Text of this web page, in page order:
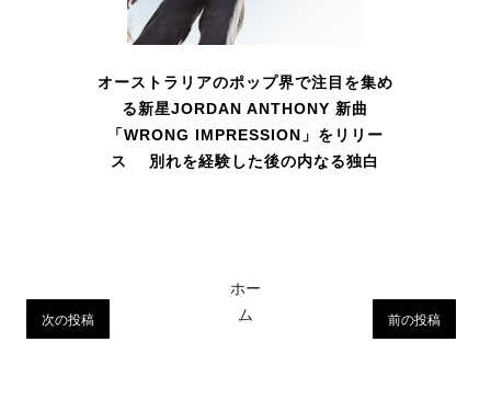
オーストラリアのポップ界で注目を集め
る新星JORDAN ANTHONY 新曲
「WRONG IMPRESSION」をリリー
ス 別れを経験した後の内なる独白
次の投稿 前の投稿
ホー
ム